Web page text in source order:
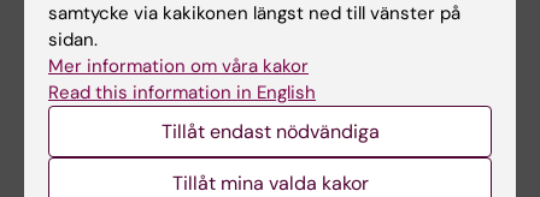
läsförståelse.
Stödbehov: Hjälp med förklaringar och
förförståelse.
En del har både dyslexi och språkstörning, ofta
även autism och/eller adhd.
Källa: Anna Eva Hallin.
samtycke via kakikonen längst ned till vänster på
sidan.
Mer information om våra kakor
Read this information in English
Tillåt endast nödvändiga
Tillåt mina valda kakor